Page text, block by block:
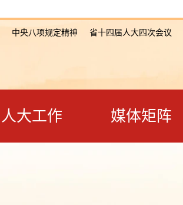
中央八项规定精神 省十四届人大四次会议
人大工作 媒体矩阵